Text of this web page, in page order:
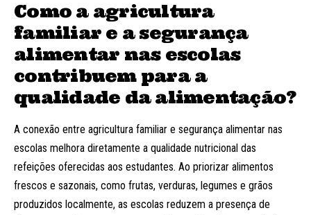
Como a agricultura
familiar e a segurança
alimentar nas escolas
contribuem para a
qualidade da alimentação?
A conexão entre agricultura familiar e segurança alimentar nas
escolas melhora diretamente a qualidade nutricional das
refeições oferecidas aos estudantes. Ao priorizar alimentos
frescos e sazonais, como frutas, verduras, legumes e grãos
produzidos localmente, as escolas reduzem a presença de